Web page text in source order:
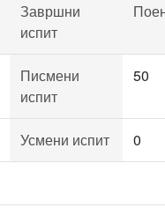
Завршни
испит
Писмени
испит
50
Усмени испит 0